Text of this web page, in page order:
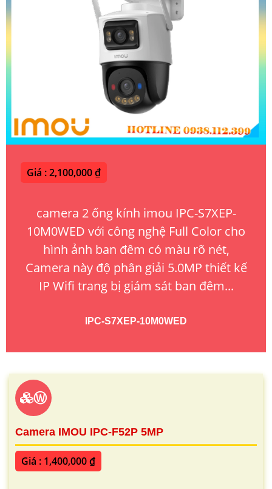
Giá : 2,100,000 ₫
camera 2 ống kính imou IPC-S7XEP-
10M0WED với công nghệ Full Color cho
hình ảnh ban đêm có màu rõ nét,
Camera này độ phân giải 5.0MP thiết kế
IP Wifi trang bị giám sát ban đêm...
IPC-S7XEP-10M0WED
Ⓦ
Camera IMOU IPC-F52P 5MP
Giá : 1,400,000 ₫